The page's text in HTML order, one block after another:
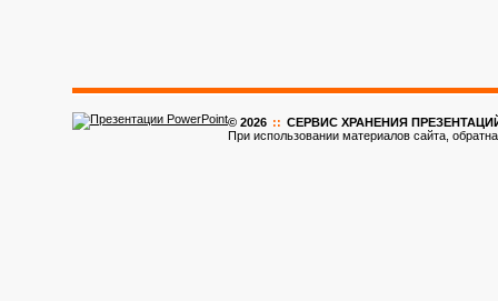
© 2026 :: CЕРВИС ХРАНЕНИЯ ПРЕЗЕНТАЦИЙ
При использовании материалов сайта,